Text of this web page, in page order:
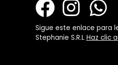
Sigue este enlace para
Stephanie S.R.L Haz clic